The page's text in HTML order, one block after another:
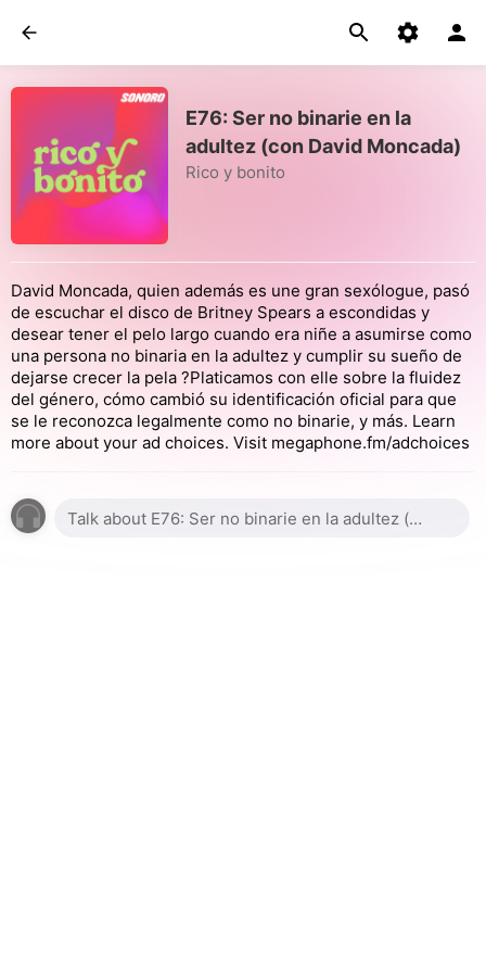
E76: Ser no binarie en la
adultez (con David Moncada)
Rico y bonito
David Moncada, quien además es une gran sexólogue, pasó
de escuchar el disco de Britney Spears a escondidas y
desear tener el pelo largo cuando era niñe a asumirse como
una persona no binaria en la adultez y cumplir su sueño de
dejarse crecer la pela ?Platicamos con elle sobre la fluidez
del género, cómo cambió su identificación oficial para que
se le reconozca legalmente como no binarie, y más. Learn
more about your ad choices. Visit megaphone.fm/adchoices